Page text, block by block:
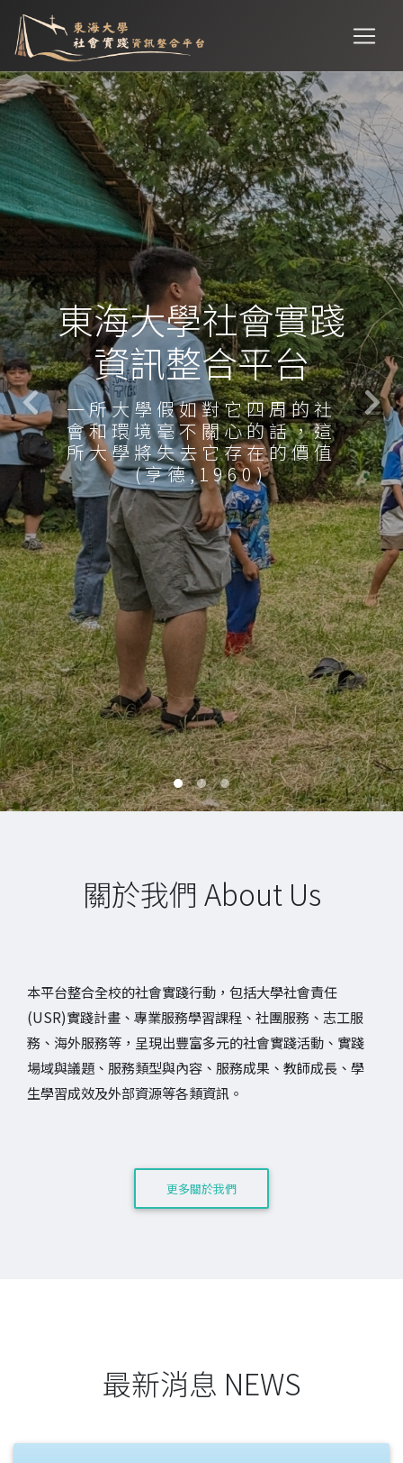
東海大學社會實踐
資訊整合平台
一所大學假如對它四周的社
會和環境毫不關心的話，這
所大學將失去它存在的價值
(亨德,1960)
關於我們 About Us
本平台整合全校的社會實踐行動，包括大學社會責任
(USR)實踐計畫、專業服務學習課程、社團服務、志工服
務、海外服務等，呈現出豐富多元的社會實踐活動、實踐
場域與議題、服務類型與內容、服務成果、教師成長、學
生學習成效及外部資源等各類資訊。
更多關於我們
最新消息 NEWS